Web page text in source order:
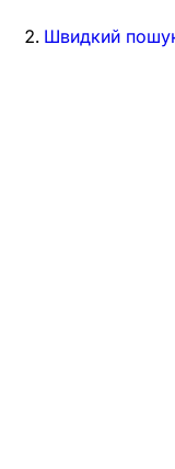
Швидкий